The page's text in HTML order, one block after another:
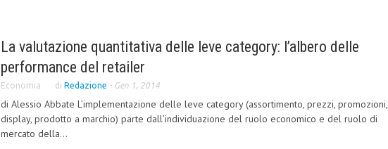
La valutazione quantitativa delle leve category: l’albero delle
performance del retailer
Economia di Redazione - Gen 1, 2014
di Alessio Abbate L’implementazione delle leve category (assortimento, prezzi, promozioni,
display, prodotto a marchio) parte dall’individuazione del ruolo economico e del ruolo di
mercato della...